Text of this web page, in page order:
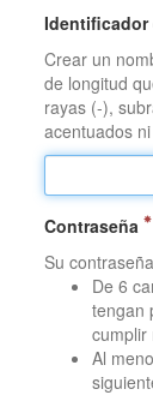
Crear un
de longitud
rayas (-),
acentuados
Contraseña
Su
De 6
tengan
cumplir
Al